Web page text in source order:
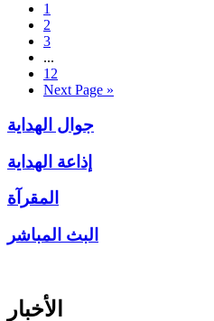
1
2
3
...
12
Next Page »
جوال الهداية
إذاعة الهداية
المقرآة
البث المباشر
الأخبار